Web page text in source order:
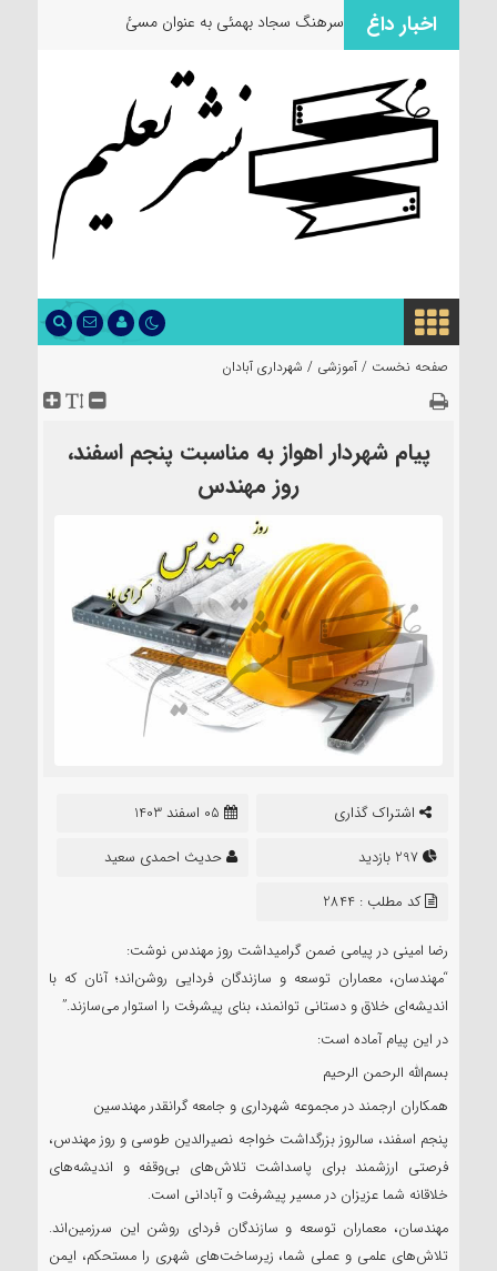
اخبار داغ سرهنگ سجاد بهمئی به عنوان مسئول جدید
صفحه نخست / آموزشی / شهرداری آبادان
پیام شهردار اهواز به مناسبت پنجم اسفند،
روز مهندس
اشتراک گذاری
05 اسفند 1403
حدیث احمدی سعید
کد مطلب : 2844
رضا امینی در پیامی ضمن گرامیداشت روز مهندس نوشت:
“مهندسان، معماران توسعه و سازندگان فردایی روشن‌اند؛ آنان که با
اندیشه‌ای خلاق و دستانی توانمند، بنای پیشرفت را استوار می‌سازند.”
در این پیام آماده است:
بسم‌الله الرحمن الرحیم
همکاران ارجمند در مجموعه شهرداری و جامعه گرانقدر مهندسین
پنجم اسفند، سالروز بزرگداشت خواجه نصیرالدین طوسی و روز مهندس،
فرصتی ارزشمند برای پاسداشت تلاش‌های بی‌وقفه و اندیشه‌های
خلاقانه شما عزیزان در مسیر پیشرفت و آبادانی است.
مهندسان، معماران توسعه و سازندگان فردای روشن این سرزمین‌اند.
تلاش‌های علمی و عملی شما، زیرساخت‌های شهری را مستحکم، ایمن